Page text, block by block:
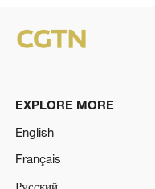
EXPLORE MORE
English
Français
Русский